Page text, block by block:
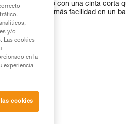
está equipado con una cinta corta
descansar con más facilidad en un
y/o
Las cookies
en la
experiencia
cookies